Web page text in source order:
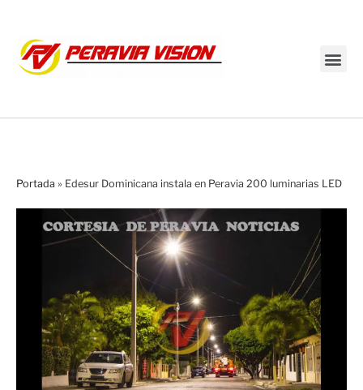
Portada » Edesur Dominicana instala en Peravia 200 luminarias LED